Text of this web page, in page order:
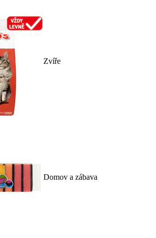
Zvíře
Domov a zábava